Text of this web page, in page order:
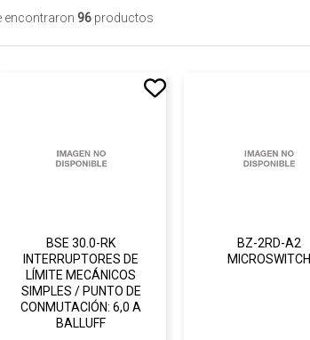
encontraron 96 productos
BSE 30.0-RK
INTERRUPTORES DE
LÍMITE MECÁNICOS
SIMPLES / PUNTO DE
CONMUTACIÓN: 6,0 A
BALLUFF
BZ-2RD-A2
MICROSWITCH